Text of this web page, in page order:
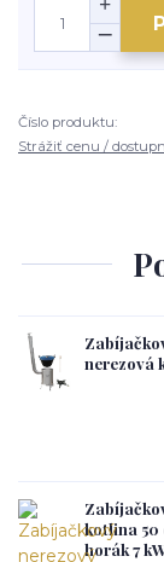
Číslo produktu:
Strážiť cenu /
nerezová
kotlina 50
horák 7